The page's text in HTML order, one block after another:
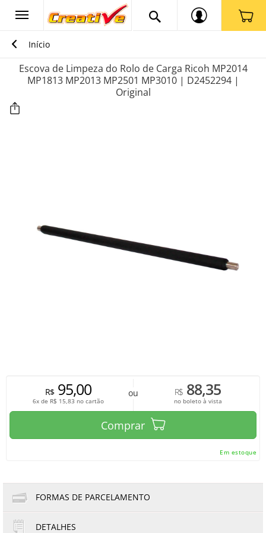
Início
Escova de Limpeza do Rolo de Carga Ricoh MP2014
MP1813 MP2013 MP2501 MP3010 | D2452294 |
Original
R$95,00
6x de R$ 15,83 no cartão
ou R$88,35
no boleto à vista
Comprar
Em estoque
FORMAS DE PARCELAMENTO
1x de R$95,00
DETALHES